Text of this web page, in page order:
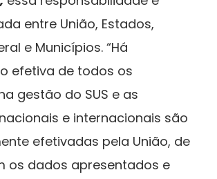
entre União, Estados,
e Municípios. “Há
efetiva de todos os
gestão do SUS e as
e internacionais são
efetivadas pela União, de
os dados apresentados e